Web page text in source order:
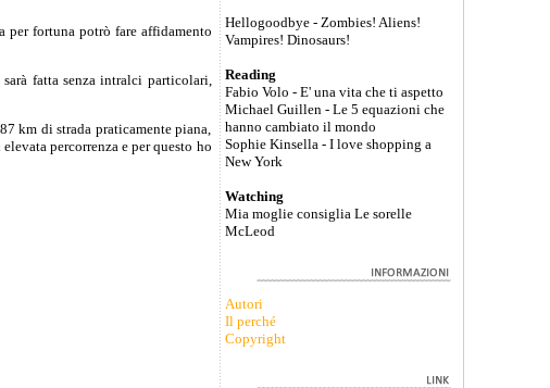
fortuna potrò fare affidamento
fatta senza intralci particolari,
km di strada praticamente piana,
percorrenza e per questo ho
Hellogoodbye - Zombies! Aliens!
Vampires! Dinosaurs!
Reading
Fabio Volo - E' una vita che ti aspetto
Michael Guillen - Le 5 equazioni che
hanno cambiato il mondo
Sophie Kinsella - I love shopping a
New York
Watching
Mia moglie consiglia Le sorelle
McLeod
Autori
Il perché
Copyright